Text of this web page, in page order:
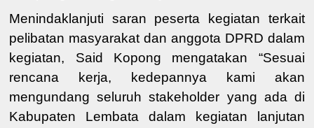
Menindaklanjuti saran peserta kegiatan terkait
pelibatan masyarakat dan anggota DPRD dalam
kegiatan, Said Kopong mengatakan “Sesuai
rencana kerja, kedepannya kami akan
mengundang seluruh stakeholder yang ada di
Kabupaten Lembata dalam kegiatan lanjutan